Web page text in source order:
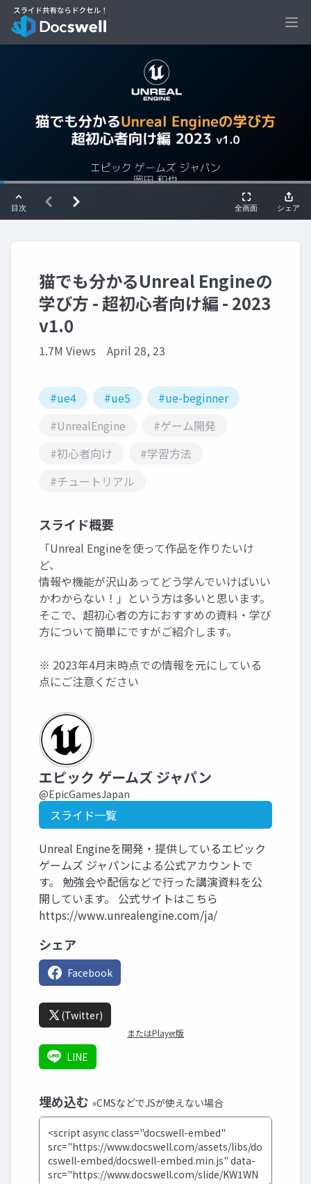
猫でも分かるUnreal Engineの
学び方 - 超初心者向け編 - 2023
v1.0
1.7M Views April 28, 23
#ue4 #ue5
#ue-beginner
#UnrealEngine
#ゲーム開発
#初心者向け
#学習方法
#チュートリアル
スライド概要
「Unreal Engineを使って作品を作りたいけ
ど、
情報や機能が沢山あってどう学んでいけばいい
かわからない！」という方は多いと思います。
そこで、超初心者の方におすすめの資料・学び
方について簡単にですがご紹介します。
※ 2023年4月末時点での情報を元にしている
点にご注意ください
エピック ゲームズ ジャパン
@EpicGamesJapan
スライド一覧
Unreal Engineを開発・提供しているエピック
ゲームズ ジャパンによる公式アカウントで
す。 勉強会や配信などで行った講演資料を公
開しています。 公式サイトはこちら
https://www.unrealengine.com/ja/
シェア
Facebook
(Twitter)
またはPlayer版
LINE
埋め込む »CMSなどでJSが使えない場合